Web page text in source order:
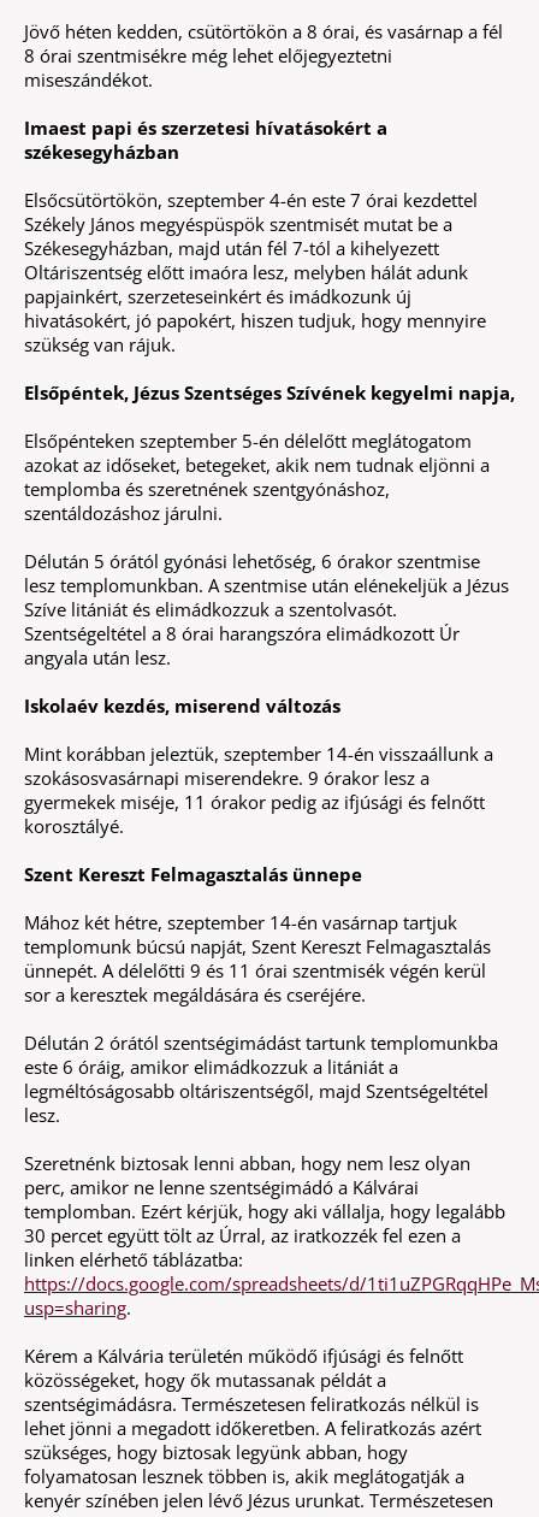
Jövő héten kedden, csütörtökön a 8 órai, és vasárnap a fél
8 órai szentmisékre még lehet előjegyeztetni
miseszándékot.
Imaest papi és szerzetesi hívatásokért a
székesegyházban
Elsőcsütörtökön, szeptember 4-én este 7 órai kezdettel
Székely János megyéspüspök szentmisét mutat be a
Székesegyházban, majd után fél 7-tól a kihelyezett
Oltáriszentség előtt imaóra lesz, melyben hálát adunk
papjainkért, szerzeteseinkért és imádkozunk új
hivatásokért, jó papokért, hiszen tudjuk, hogy mennyire
szükség van rájuk.
Elsőpéntek, Jézus Szentséges Szívének kegyelmi napja,
Elsőpénteken szeptember 5-én délelőtt meglátogatom
azokat az időseket, betegeket, akik nem tudnak eljönni a
templomba és szeretnének szentgyónáshoz,
szentáldozáshoz járulni.
Délután 5 órától gyónási lehetőség, 6 órakor szentmise
lesz templomunkban. A szentmise után elénekeljük a Jézus
Szíve litániát és elimádkozzuk a szentolvasót.
Szentségeltétel a 8 órai harangszóra elimádkozott Úr
angyala után lesz.
Iskolaév kezdés, miserend változás
Mint korábban jeleztük, szeptember 14-én visszaállunk a
szokásosvasárnapi miserendekre. 9 órakor lesz a
gyermekek miséje, 11 órakor pedig az ifjúsági és felnőtt
korosztályé.
Szent Kereszt Felmagasztalás ünnepe
Mához két hétre, szeptember 14-én vasárnap tartjuk
templomunk búcsú napját, Szent Kereszt Felmagasztalás
ünnepét. A délelőtti 9 és 11 órai szentmisék végén kerül
sor a keresztek megáldására és cseréjére.
Délután 2 órától szentségimádást tartunk templomunkba
este 6 óráig, amikor elimádkozzuk a litániát a
legméltóságosabb oltáriszentségől, majd Szentségeltétel
lesz.
Szeretnénk biztosak lenni abban, hogy nem lesz olyan
perc, amikor ne lenne szentségimádó a Kálvárai
templomban. Ezért kérjük, hogy aki vállalja, hogy legalább
30 percet együtt tölt az Úrral, az iratkozzék fel ezen a
linken elérhető táblázatba:
https://docs.google.com/spreadsheets/d/
usp=sharing.
Kérem a Kálvária területén működő ifjúsági és felnőtt
közösségeket, hogy ők mutassanak példát a
szentségimádásra. Természetesen feliratkozás nélkül is
lehet jönni a megadott időkeretben. A feliratkozás azért
szükséges, hogy biztosak legyünk abban, hogy
folyamatosan lesznek többen is, akik meglátogatják a
kenyér színében jelen lévő Jézus urunkat. Természetesen